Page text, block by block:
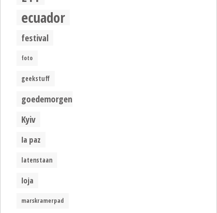
ecuador
festival
foto
geekstuff
goedemorgen
Kyiv
la paz
latenstaan
loja
marskramerpad